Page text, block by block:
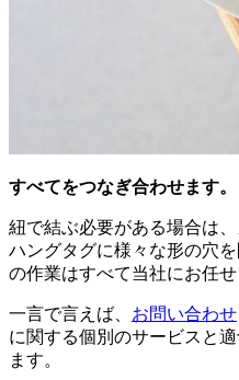
すべてをつなぎ合わせます。
紐で結ぶ必要がある場合は
ハングタグに様々な形の穴
の作業はすべて当社にお任せ
一言で言えば、 お問い合わせ
に関する個別のサービスと
ます。